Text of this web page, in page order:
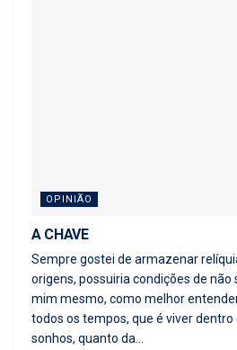
OPINIÃO
A CHAVE
Sempre gostei de armazenar
origens, possuiria condições de
mim mesmo, como melhor
todos os tempos, que é viver
sonhos, quanto da...